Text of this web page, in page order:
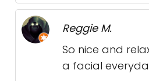
Reggie M.
So nice and
a facial